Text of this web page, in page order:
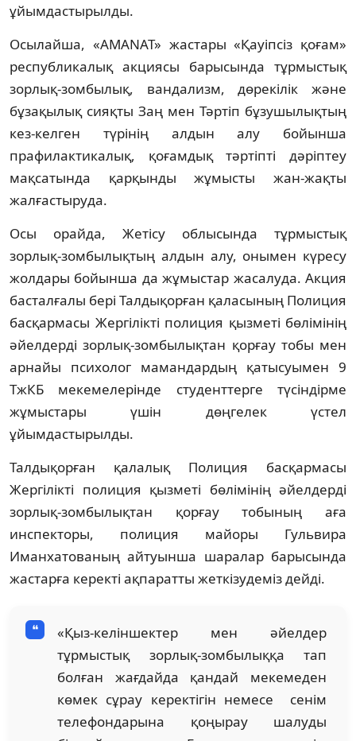
ұйымдастырылды.
Осылайша, «AMANAT» жастары «Қауіпсіз қоғам»
республикалық акциясы барысында тұрмыстық
зорлық-зомбылық, вандализм, дөрекілік және
бұзақылық сияқты Заң мен Тәртіп бұзушылықтың
кез-келген түрінің алдын алу бойынша
прафилактикалық, қоғамдық тәртіпті дәріптеу
мақсатында қарқынды жұмысты жан-жақты
жалғастыруда.
Осы орайда, Жетісу облысында тұрмыстық
зорлық-зомбылықтың алдын алу, онымен күресу
жолдары бойынша да жұмыстар жасалуда. Акция
басталғалы бері Талдықорған қаласының Полиция
басқармасы Жергілікті полиция қызметі бөлімінің
әйелдерді зорлық-зомбылықтан қорғау тобы мен
арнайы психолог мамандардың қатысуымен 9
ТжКБ мекемелерінде студенттерге түсіндірме
жұмыстары үшін дөңгелек үстел
ұйымдастырылды.
Талдықорған қалалық Полиция басқармасы
Жергілікті полиция қызметі бөлімінің әйелдерді
зорлық-зомбылықтан қорғау тобының аға
инспекторы, полиция майоры Гульвира
Иманхатованың айтуынша шаралар барысында
жастарға керекті ақпаратты жеткізудеміз дейді.
«Қыз-келіншектер мен әйелдер
тұрмыстық зорлық-зомбылыққа тап
болған жағдайда қандай мекемеден
көмек сұрау керектігін немесе сенім
телефондарына қоңырау шалуды